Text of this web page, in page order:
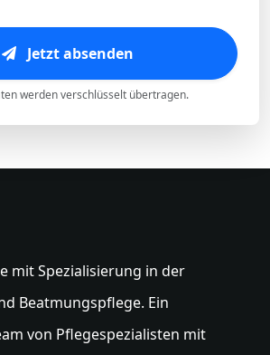
Jetzt absenden
werden verschlüsselt übertragen.
mit Spezialisierung in der
Beatmungspflege. Ein
von Pflegespezialisten mit